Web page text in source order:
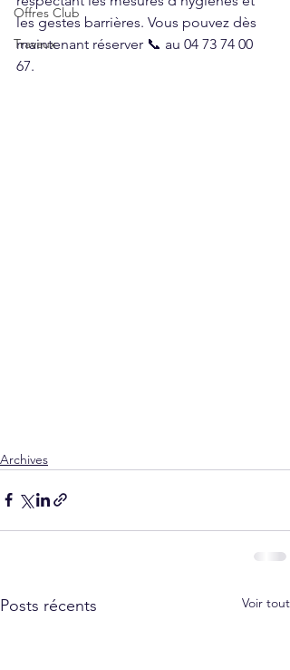
Offres Club
Travaux
les gestes barrières. Vous pouvez dès
maintenant réserver 📞 au 04 73 74 00
67.
Archives
Posts récents Voir tout